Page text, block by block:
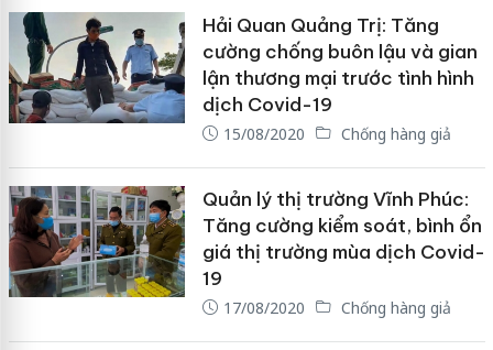
Hải Quan Quảng Trị: Tăng
cường chống buôn lậu và gian
lận thương mại trước tình hình
dịch Covid-19
15/08/2020 Chống hàng giả
Quản lý thị trường Vĩnh Phúc:
Tăng cường kiểm soát, bình ổn
giá thị trường mùa dịch Covid-
19
17/08/2020 Chống hàng giả